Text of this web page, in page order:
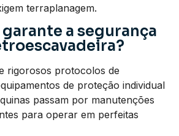
terraplanagem.
garante a segurança
rigorosos protocolos de
de proteção individual
passam por manutenções
para operar em perfeitas